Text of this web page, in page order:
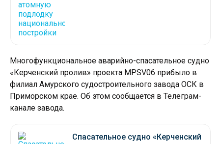
Многофункциональное аварийно-спасательное судно
«Керченский пролив» проекта MPSV06 прибыло в
филиал Амурского судостроительного завода ОСК в
Приморском крае. Об этом сообщается в Телеграм-
канале завода.
Спасательное судно «Керченский